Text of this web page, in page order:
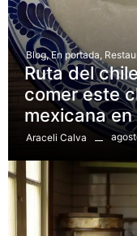
Blog, En portada
Ruta del
comer este
mexicana en
Araceli Calva